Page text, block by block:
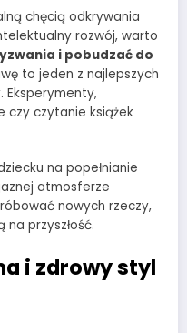
chęcią odkrywania
rozwój, warto
i pobudzać do
to jeden z najlepszych
Eksperymenty,
czy czytanie książek
na popełnianie
atmosferze
nowych rzeczy,
na przyszłość.
i zdrowy styl